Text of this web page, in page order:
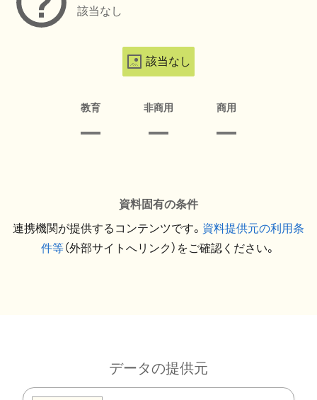
該当なし
該当なし
教育 非商用 商用
資料固有の条件
連携機関が提供するコンテンツです。 資料提供元の利用条
件等（外部サイトへリンク）をご確認ください。
データの提供元